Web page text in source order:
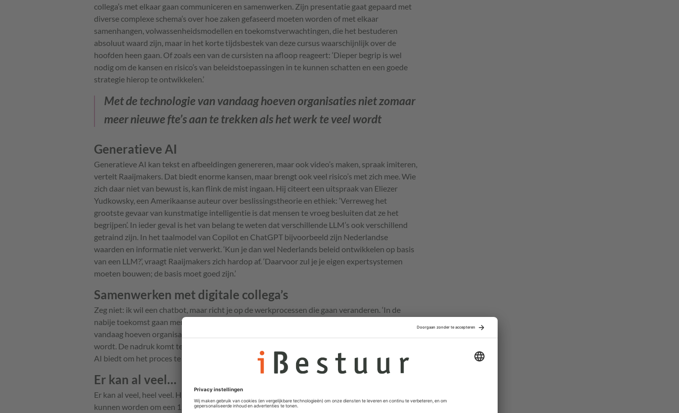
collega’s met elkaar gaan communiceren en samenwerken. Zijn presentatie gaat gepaard met
diverse complexe schema’s over hoe zaken gefaseerd moeten worden of met elkaar
samenhangen, volwassenheidsmodellen en toekomstverwachtingen, die het bestuderen
absoluut waard zijn, maar in het korte tijdsbestek van deze cursus waarschijnlijk over de
hoofden heen gaan. Of zoals een van de cursisten na afloop reageert: ‘Dieper begrip is wel
nodig om de kansen en risico’s van beleidstoepassingen in te kunnen schatten en een goede
strategie hierop te ontwikkelen.’
Met de technologie van vandaag hoeven organisaties niet zomaar
meer nieuwe fte’s aan te trekken als het werk te veel wordt
Generatieve AI
Generatieve AI kan tekst en afbeeldingen genereren, maar ook video’s maken, spraak imiteren,
vertelt Raaijmakers. Dat biedt enorme kansen, maar brengt ook veel risico’s met zich mee. Wie
zich daar niet van bewust is, kan flink de mist ingaan. Hij citeert een uitspraak van Eliezer
Yudkowsky, een Amerikaanse auteur over beslissingstheorie en ethiek: ‘Verreweg het
grootste gevaar van kunstmatige intelligentie is dat mensen te vroeg besluiten dat ze het
begrijpen’. In ieder geval is het van belang te weten dat verschillende LLM’s ook verschillend
getraind zijn. In het taalmodel van Copilot en ChatGPT bijvoorbeeld zijn Nederlandse
waarden en informatie niet verwerkt. ‘Kun je dan wel Nederlands beleid ontwikkelen op basis
van een LLM?’, vraagt Raaijmakers zich hardop af. ‘Daarvoor zul je je eigen expertsystemen
moeten bouwen; de basis moet goed zijn.’
Samenwerken met digitale collega’s
Zeg niet: ik wil een chatbot, maar richt je op de werkprocessen die gaan veranderen. ‘In de
nabije toekomst gaan mensen samenwerken met digitale collega’s.’ Met de technologie van
vandaag hoeven organisaties niet zomaar meer nieuwe fte’s aan te trekken als het werk te veel
wordt. De nadruk komt te liggen op de efficiëntie van werkprocessen en de mogelijkheden die
AI biedt om het proces te ondersteunen.
Er kan al veel…
Er kan al veel, heel veel. Hij laat zien hoe met AI andere vormen van communicatie ingezet
kunnen worden om een 120 pagina’s tellend rapport te presenteren. Bijvoorbeeld als